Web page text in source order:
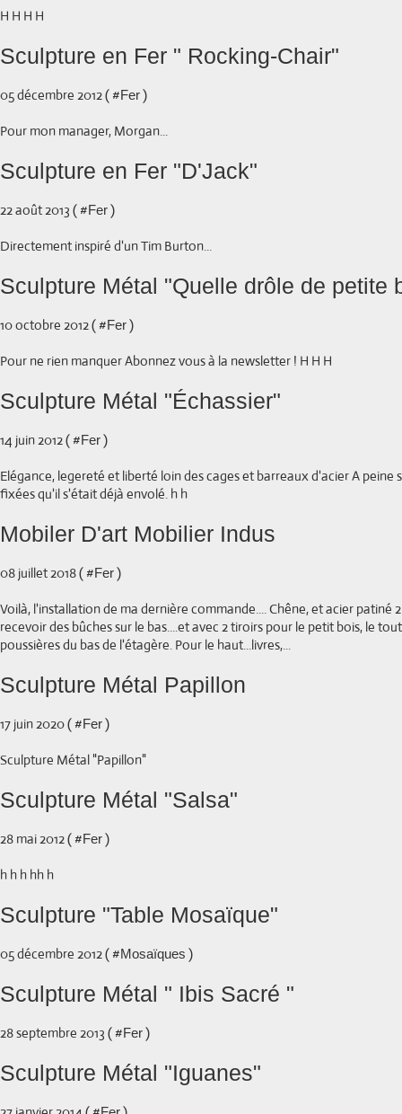
H H H H
Sculpture en Fer " Rocking-Chair"
05 décembre 2012 ( #Fer)
Pour mon manager, Morgan...
Sculpture en Fer "D'Jack"
22 août 2013 ( #Fer)
Directement inspiré d'un Tim Burton...
Sculpture Métal "Quelle drôle de petite
10 octobre 2012 ( #Fer)
Pour ne rien manquer Abonnez vous à la newsletter ! H H H
Sculpture Métal "Échassier"
14 juin 2012 ( #Fer)
Elégance, legereté et liberté loin des cages et barreaux d'acier A peine
fixées qu'il s'était déjà envolé. h h
Mobiler D'art Mobilier Indus
08 juillet 2018 ( #Fer)
Voilà, l'installation de ma dernière commande.... Chêne, et acier patiné
recevoir des bûches sur le bas....et avec 2 tiroirs pour le petit bois, le
poussières du bas de l'étagère. Pour le haut...livres,...
Sculpture Métal Papillon
17 juin 2020 ( #Fer)
Sculpture Métal "Papillon"
Sculpture Métal "Salsa"
28 mai 2012 ( #Fer)
h h h hh h
Sculpture "Table Mosaïque"
05 décembre 2012 ( #Mosaïques )
Sculpture Métal " Ibis Sacré "
28 septembre 2013 ( #Fer)
Sculpture Métal "Iguanes"